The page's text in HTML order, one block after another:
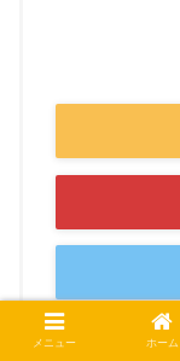
メニュー ホーム